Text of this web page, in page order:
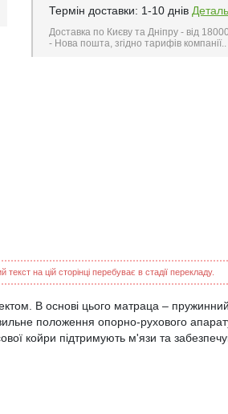
Термін доставки: 1-10 днів
Доставка по Києву та Дніпру - від
- Нова пошта, згідно тарифів компанії..
на цій сторінці перебуває в стадії перекладу.
В основі цього матраца –
положення опорно-рухового
койри підтримують м'язи та